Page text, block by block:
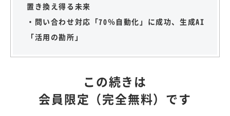
置き換え得る未来
・問い合わせ対応「70％自動化」に成功、生成AI
「活用の勘所」
この続きは
会員限定（完全無料）です